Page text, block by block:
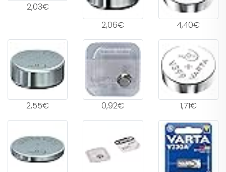
2,03€
2,06€
4,40€
2,55€ 0,92€ 1,71€